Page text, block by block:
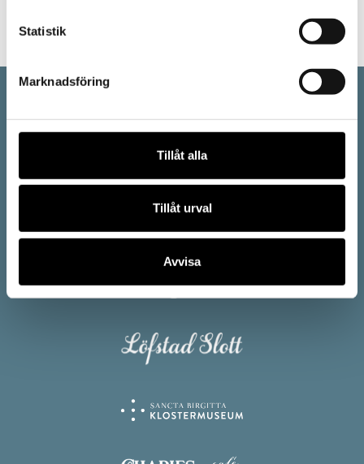
Statistik
Marknadsföring
Tillåt alla
Tillåt urval
Avvisa
Vi är en del av Östergötlands museum: